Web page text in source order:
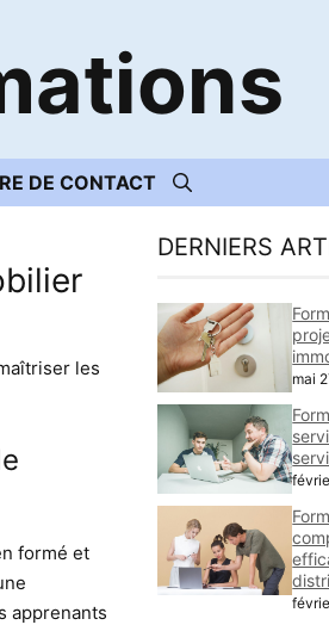
DE CONTACT
les
formé et
apprenants
DERNIERS
mai